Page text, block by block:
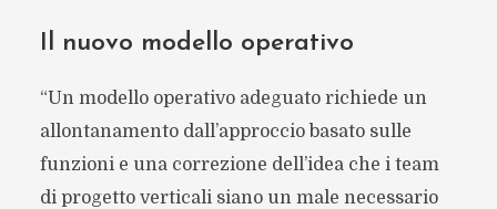
Il nuovo modello operativo
“Un modello operativo adeguato richiede un
allontanamento dall’approccio basato sulle
funzioni e una correzione dell’idea che i team
di progetto verticali siano un male necessario